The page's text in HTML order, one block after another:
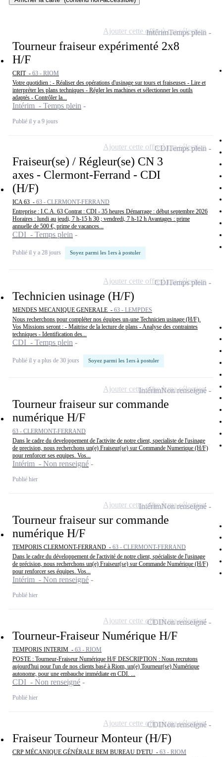
Tourneur fraiseur expérimenté 2x8
H/F
CRIT - 63 - RIOM
Votre quotidien : - Réaliser des opérations d'usinage sur tours et fraiseuses - Lire et
interpréter les plans techniques - Régler les machines et sélectionner les outils
adaptés - Contrôler la...
Intérim - Temps plein
Publié il y a 9 jours
IntérimTemps plein
Ajouter cette offre à ma sélection
Fraiseur(se) / Régleur(se) CN 3
axes - Clermont-Ferrand - CDI
(H/F)
ICA 63 - 63 - CLERMONT-FERRAND
Entreprise : I.C.A. 63 Contrat : CDI - 35 heures Démarrage : début septembre 2026
Horaires : lundi au jeudi, 7 h-15 h 30 ; vendredi, 7 h-12 h Avantages : prime
annuelle de 500 €, prime de vacances...
CDI - Temps plein
Publié il y a 28 jours Soyez parmi les 1ers à postuler
CDITemps plein
Ajouter cette offre à ma sélection
Technicien usinage (H/F)
MENDES MECANIQUE GENERALE - 63 - LEMPDES
Nous recherchons pour compléter nos équipes un-une Technicien usinage (H/F).
Vos Missions seront : - Maitrise de la lecture de plans - Analyse des contraintes
techniques - Identification des...
CDI - Temps plein
Publié il y a plus de 30 jours Soyez parmi les 1ers à postuler
CDITemps plein
Ajouter cette offre à ma sélection
Tourneur fraiseur sur commande
numérique H/F
63 - CLERMONT-FERRAND
Dans le cadre du developpement de l'activite de notre client, specialiste de l'usinage
de precision, nous recherchons un(e) Fraiseur(se) sur Commande Numerique (H/F)
pour renforcer ses equipes. Vos...
Intérim - Non renseigné
Publié hier
IntérimNon renseigné
Ajouter cette offre à ma sélection
Tourneur fraiseur sur commande
numérique H/F
TEMPORIS CLERMONT-FERRAND - 63 - CLERMONT-FERRAND
Dans le cadre du développement de l'activité de notre client, spécialiste de l'usinage
de précision, nous recherchons un(e) Fraiseur(se) sur Commande Numérique (H/F)
pour renforcer ses équipes. Vos...
Intérim - Non renseigné
Publié hier
IntérimNon renseigné
Ajouter cette offre à ma sélection
Tourneur-Fraiseur Numérique H/F
TEMPORIS INTERIM - 63 - RIOM
POSTE : Tourneur-Fraiseur Numérique H/F DESCRIPTION : Nous recrutons
aujourd'hui pour l'un de nos clients basé à Riom, un(e) Tourneur(se) Numérique
autonome, pour une embauche immédiate en CDI. ...
CDI - Non renseigné
Publié hier
CDINon renseigné
Ajouter cette offre à ma sélection
Fraiseur Tourneur Monteur (H/F)
CRP MÉCANIQUE GÉNÉRALE BEM BUREAU D'ETU - 63 - RIOM
CDINon renseigné
Ajouter cette offre à ma sélection